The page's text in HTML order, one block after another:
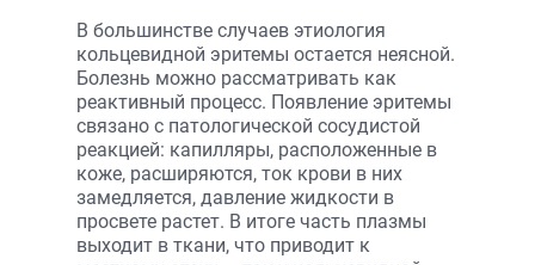
В большинстве случаев этиология
кольцевидной эритемы остается неясной.
Болезнь можно рассматривать как
реактивный процесс. Появление эритемы
связано с патологической сосудистой
реакцией: капилляры, расположенные в
коже, расширяются, ток крови в них
замедляется, давление жидкости в
просвете растет. В итоге часть плазмы
выходит в ткани, что приводит к